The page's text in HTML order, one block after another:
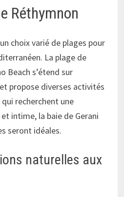
Réthymnon
choix varié de plages pour
La plage de
Beach s’étend sur
propose diverses activités
recherchent une
intime, la baie de Gerani
seront idéales.
naturelles aux